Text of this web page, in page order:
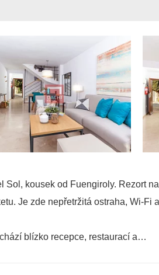
Sol, kousek od Fuengiroly. Rezort
Je zde nepřetržitá ostraha, Wi-Fi
blízko recepce, restaurací a…